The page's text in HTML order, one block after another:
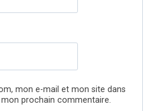
mon e-mail et mon site dans
prochain commentaire.